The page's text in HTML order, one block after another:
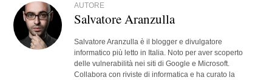
AUTORE
Salvatore Aranzulla
Salvatore Aranzulla è il blogger e divulgatore
informatico più letto in Italia. Noto per aver scoperto
delle vulnerabilità nei siti di Google e Microsoft.
Collabora con riviste di informatica e ha curato la